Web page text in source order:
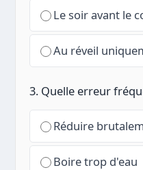
Le soir avant le
Au réveil
3. Quelle erreur
Réduire
Boire trop d'eau